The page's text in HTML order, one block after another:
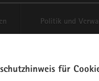
Politik und
für